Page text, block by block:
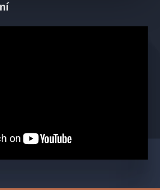
náladu podtrhují písně s projekcí
duo seniorek